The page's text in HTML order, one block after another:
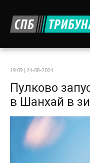
19:09 | 24-08-2024
Пулково
в Шанхай в